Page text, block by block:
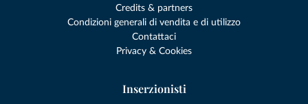
Credits & partners
Condizioni generali di vendita e di utilizzo
Contattaci
Privacy & Cookies
Inserzionisti